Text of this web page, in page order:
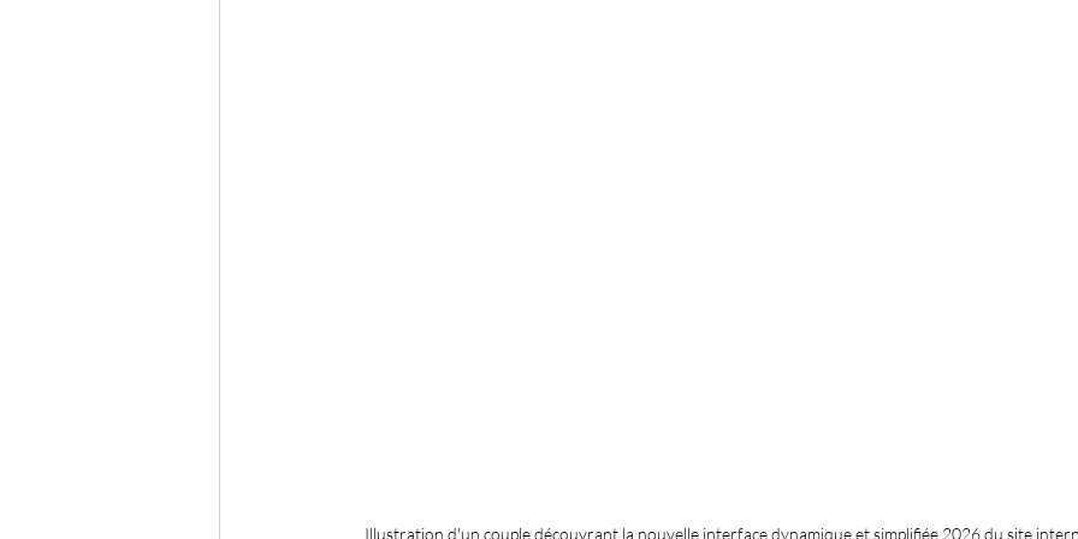
Illustration d'un couple découvrant la nouvelle interface dynamique et simplifiée 2026 du site